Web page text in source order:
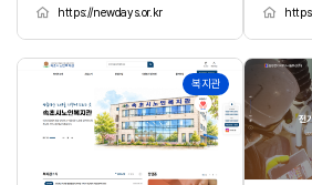
https://newdays.or.kr
복지관